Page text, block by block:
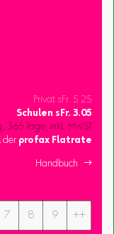
Privat sFr. 5.25
Schulen sFr. 3.05
365 Tage, inkl. MWST
der profax Flatrate
Handbuch 
7 8 9 ++